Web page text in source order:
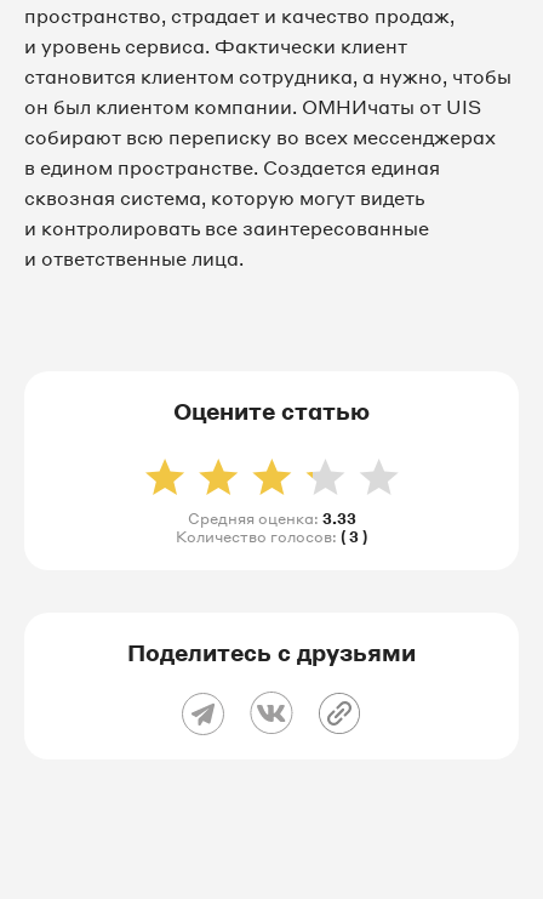
пространство, страдает и качество продаж,
и уровень сервиса. Фактически клиент
становится клиентом сотрудника, а нужно, чтобы
он был клиентом компании. ОМНИчаты от UIS
собирают всю переписку во всех мессенджерах
в едином пространстве. Создается единая
сквозная система, которую могут видеть
и контролировать все заинтересованные
и ответственные лица.
Оцените статью
Средняя оценка: 3.33
Количество голосов: ( 3 )
Поделитесь с друзьями